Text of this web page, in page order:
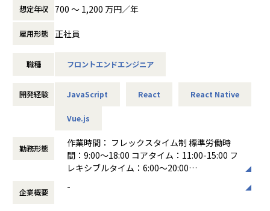
うフラットな組織文化が根付いています。
を実感しながらキャリアを築くことができます。
を後押しする制度が充実しています。
・コアタイムなしのフルフレックス制度とリモートワークを
フバランスを重視した柔軟な働き方が実現できます。
【業務の変更の範囲】
会社の定める業務
していきます。
また、「バンドルカード」に関するLPやコラムページの運
用・保守も担当していただきます。
ブランドプリペイドカード「バンドルカード」の以下を担当
- iOS/Androidアプリの設計・開発（React Native）
- LP、コラムページの運用・保守
■仕事の魅力
バンドルカードはWebやアプリだけで完結するプロダクトで
はなく、プラスチックカードや店頭での決済まで、Webとリ
もユーザーが触れるすべてのものを意識して、UI/UXを設計
想定年収 700 〜 1,200 万円／年
雇用形態 正社員
職種 フロントエンドエンジニア
開発経験 JavaScript React React Native
Vue.js
勤務形態
作業時間： フレックスタイム制 標準労働時
間：9:00～18:00 コアタイム：11:00-15:00 フ
レキシブルタイム：6:00～20:00
企業概要 -